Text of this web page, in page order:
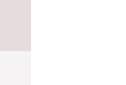
Tento balík